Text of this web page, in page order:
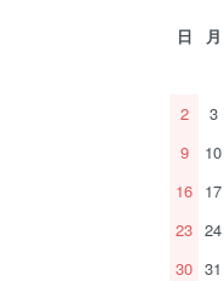
日 月
2
3
9
10
16 17
23 24
30 31